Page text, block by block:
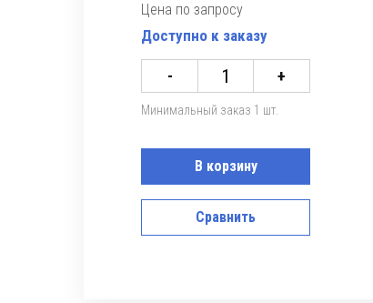
Цена по запросу
Доступно к заказу
- +
Минимальный заказ 1 шт.
В корзину
Сравнить